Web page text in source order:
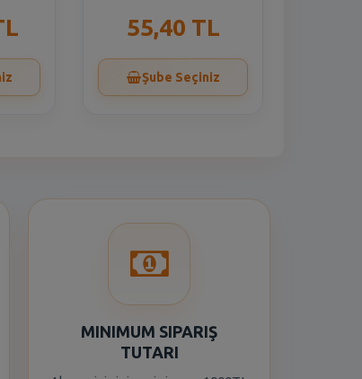
55,40 TL
Şube Seçiniz
MINIMUM SIPARIŞ
TUTARI